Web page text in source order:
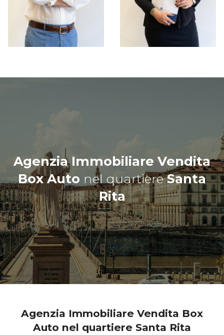
Agenzia Immobiliare Vendita
Box Auto nel quartiereSanta
Rita
Agenzia Immobiliare Vendita Box
Auto nel quartiere Santa Rita